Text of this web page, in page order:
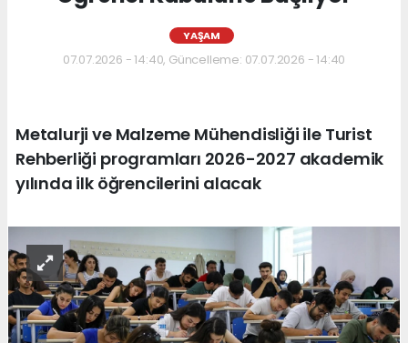
YAŞAM
07.07.2026 - 14:40, Güncelleme: 07.07.2026 - 14:40
Metalurji ve Malzeme Mühendisliği ile Turist
Rehberliği programları 2026-2027 akademik
yılında ilk öğrencilerini alacak